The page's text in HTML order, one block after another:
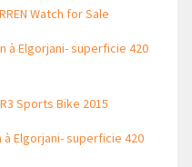
Watch for Sale
à Elgorjani- superficie 420
Sports Bike 2015
à Elgorjani- superficie 420